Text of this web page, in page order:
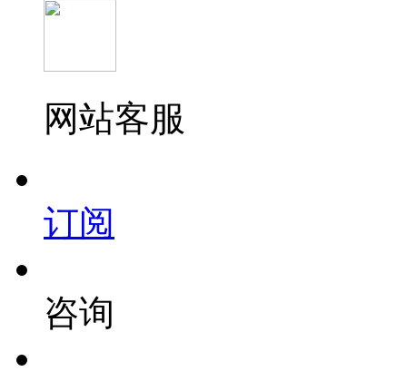
网站客服
订阅
咨询